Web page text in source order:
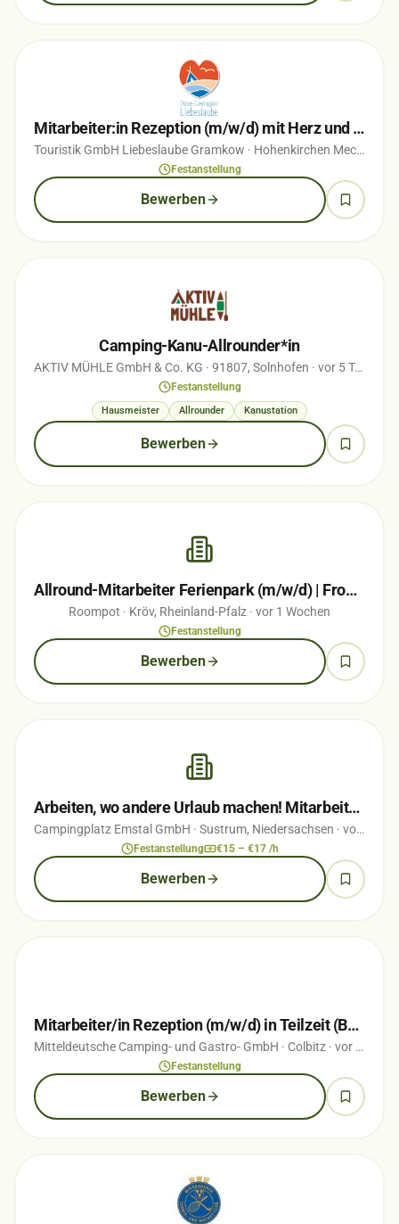
Mitarbeiter:in Rezeption (m/w/d) mit Herz und Blick für Menschen in Vollzeit
Touristik GmbH Liebeslaube Gramkow · Hohenkirchen Mecklenburg
Festanstellung
Bewerben
Camping-Kanu-Allrounder*in
AKTIV MÜHLE GmbH & Co. KG · 91807, Solnhofen · vor 5 Tagen
Festanstellung
Hausmeister Allrounder Kanustation
Bewerben
Allround-Mitarbeiter Ferienpark (m/w/d) | Front Office, Gastronomie & Freizeit…
Roompot · Kröv, Rheinland-Pfalz · vor 1 Wochen
Festanstellung
Bewerben
Arbeiten, wo andere Urlaub machen! Mitarbeiter (m/w/d) für Rezeption, Büro &…
Campingplatz Emstal GmbH · Sustrum, Niedersachsen · vor 2 Wochen
Festanstellung €15 – €17 /h
Bewerben
Mitarbeiter/in Rezeption (m/w/d) in Teilzeit (Bürogehilf(e/in))
Mitteldeutsche Camping- und Gastro- GmbH · Colbitz · vor 1 Wochen
Festanstellung
Bewerben